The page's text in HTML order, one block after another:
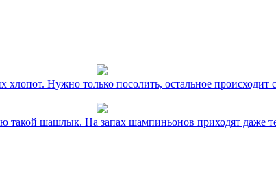
Нужно только посолить, остальное происходит
такой шашлык. На запах шампиньонов приходят даже